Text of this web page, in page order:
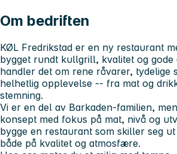
Om bedriften
KØL Fredrikstad er en ny restaurant
bygget rundt kullgrill, kvalitet og
handler det om rene råvarer, tydelige
helhetlig opplevelse -- fra mat og
stemning.
Vi er en del av Barkaden-familien,
konsept med fokus på mat, nivå og
bygge en restaurant som skiller seg
både på kvalitet og atmosfære.